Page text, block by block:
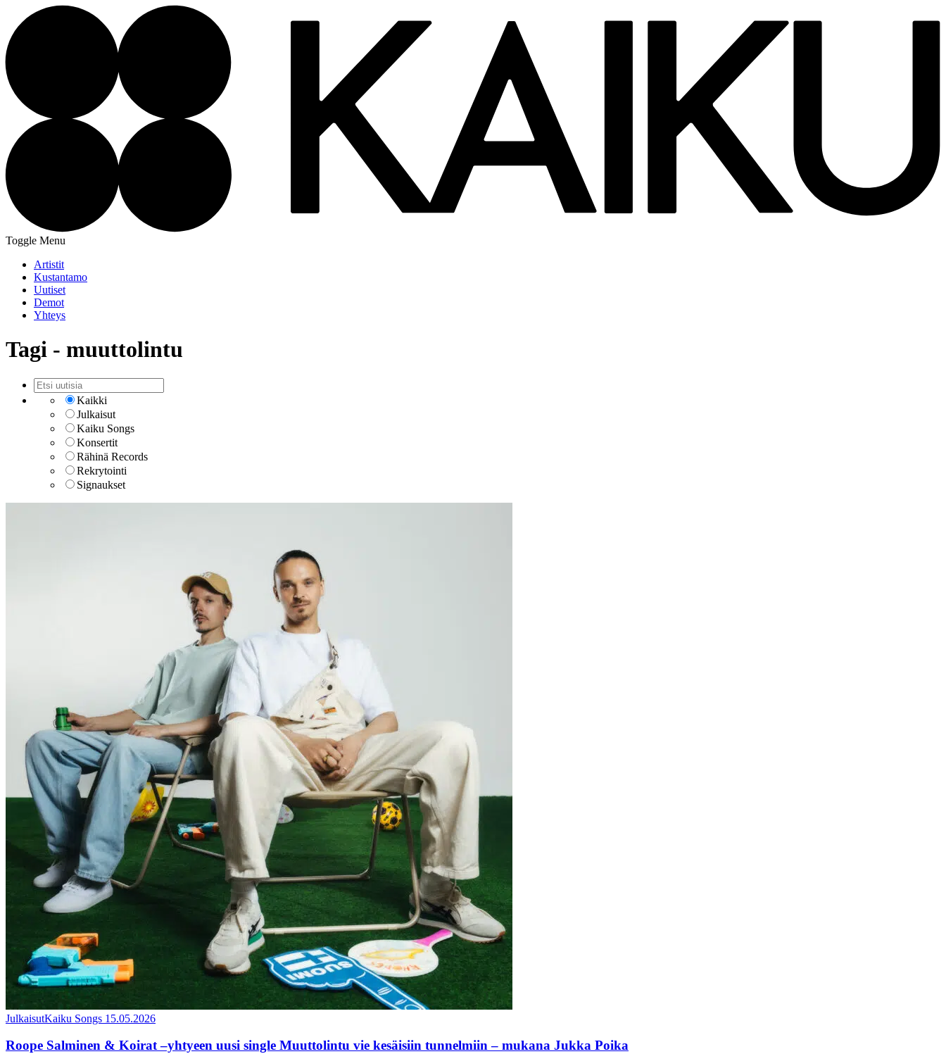
Toggle Menu
Artistit
Kustantamo
Uutiset
Demot
Yhteys
Tagi - muuttolintu
Kaikki
Julkaisut
Kaiku Songs
Konsertit
Rähinä Records
Rekrytointi
Signaukset
JulkaisutKaiku Songs 15.05.2026
Roope Salminen & Koirat –yhtyeen uusi single Muuttolintu vie kesäisiin tunnelmiin – mukana Jukka Poika